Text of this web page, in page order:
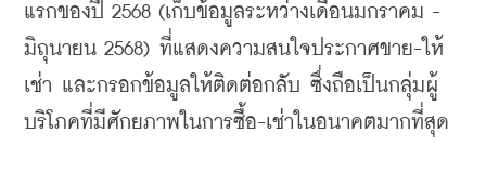
แรกของปี 2568 (เก็บข้อมูลระหว่างเดือนมกราคม -
มิถุนายน 2568) ที่แสดงความสนใจประกาศขาย-ให้
เช่า และกรอกข้อมูลให้ติดต่อกลับ ซึ่งถือเป็นกลุ่มผู้
บริโภคที่มีศักยภาพในการซื้อ-เช่าในอนาคตมากที่สุด